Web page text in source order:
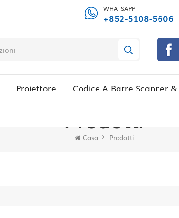
WHATSAPP
+852-5108-5606
Proiettore Codice A Barre Scanner
Prodotti
Casa Prodotti